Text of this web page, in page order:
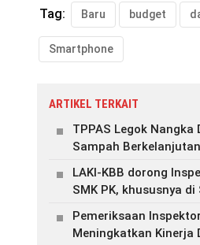
Tag: Baru budget
Smartphone
ARTIKEL TERKAIT
TPPAS Legok
Sampah Berkelanjutan
LAKI-KBB dorong
SMK PK, khususnya
Pemeriksaan
Meningkatkan Kinerja